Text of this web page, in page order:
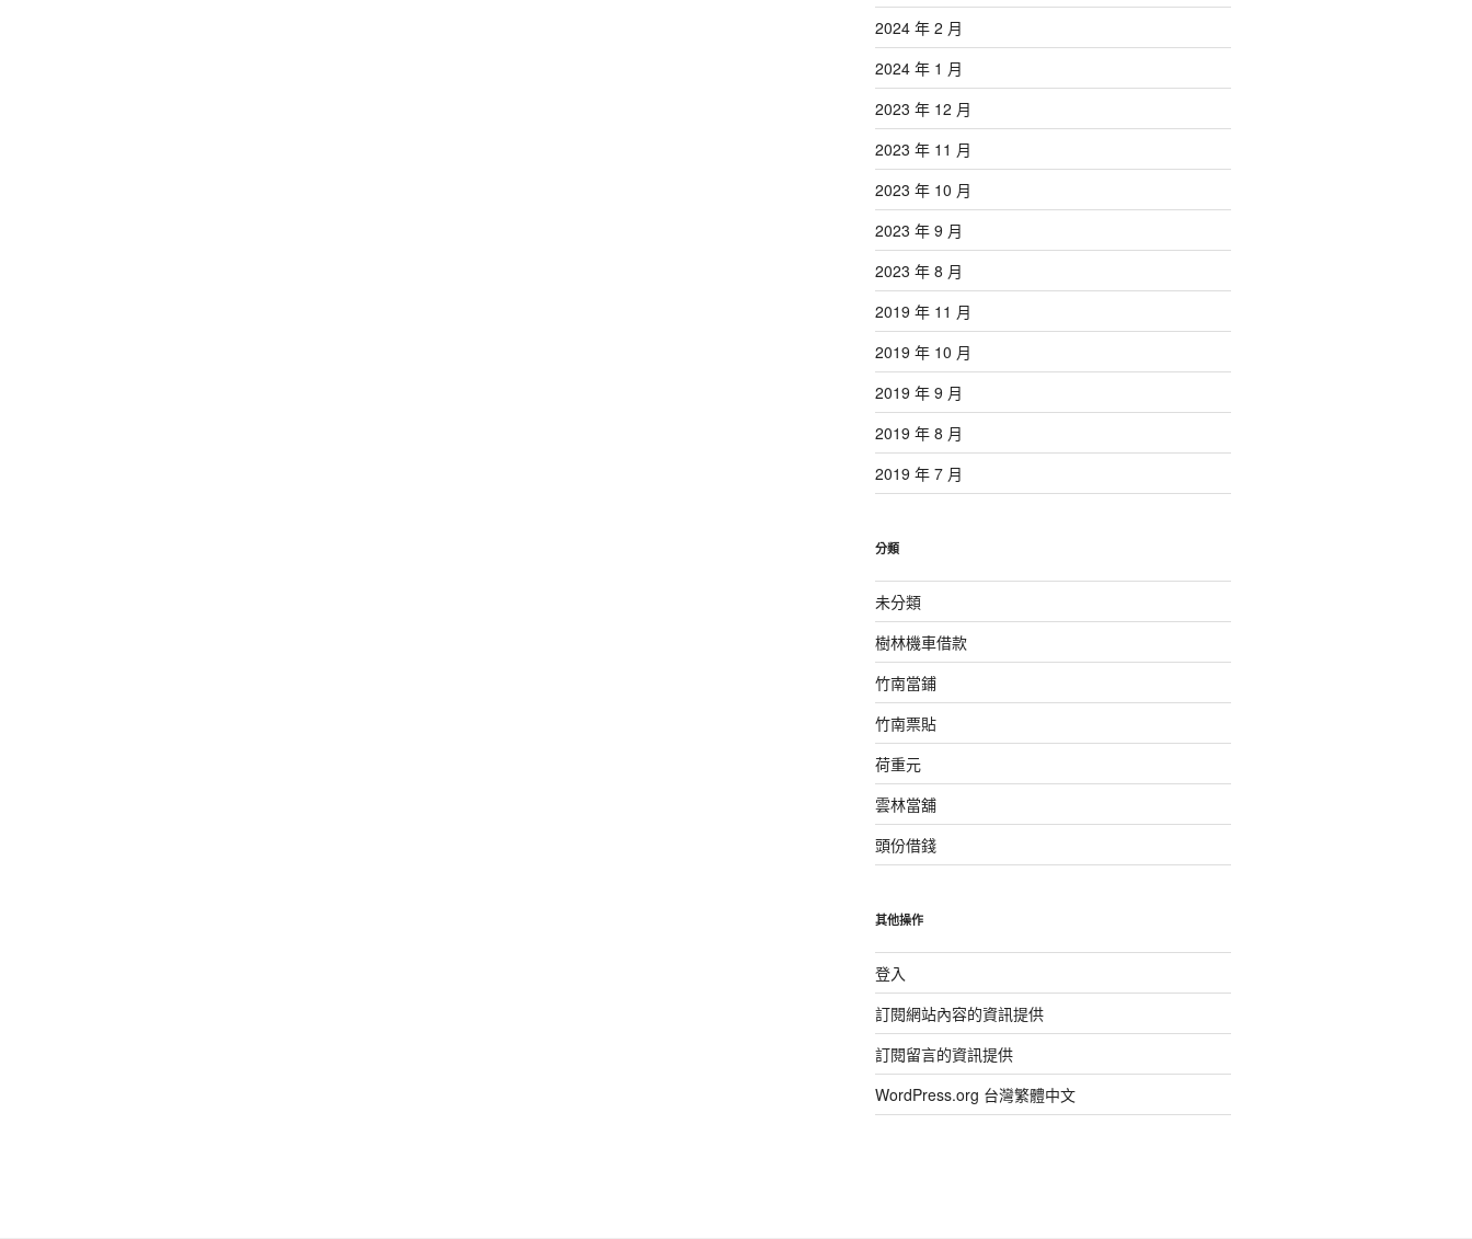
2024 年 2 月
2024 年 1 月
2023 年 12 月
2023 年 11 月
2023 年 10 月
2023 年 9 月
2023 年 8 月
2019 年 11 月
2019 年 10 月
2019 年 9 月
2019 年 8 月
2019 年 7 月
分類
未分類
樹林機車借款
竹南當鋪
竹南票貼
荷重元
雲林當舖
頭份借錢
其他操作
登入
訂閱網站內容的資訊提供
訂閱留言的資訊提供
WordPress.org 台灣繁體中文